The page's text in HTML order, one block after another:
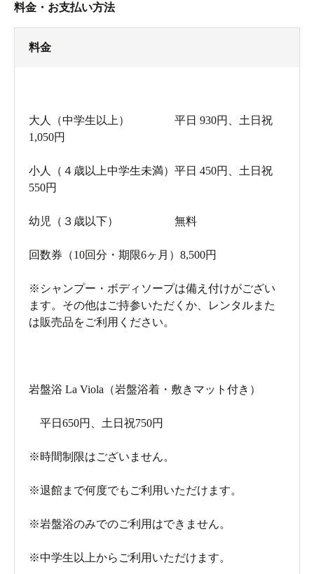
料金・お支払い方法
料金
大人（中学生以上） 平日 930円、土日祝
1,050円
小人（４歳以上中学生未満）平日 450円、土日祝
550円
幼児（３歳以下） 無料
回数券（10回分・期限6ヶ月）8,500円
※シャンプー・ボディソープは備え付けがござい
ます。その他はご持参いただくか、レンタルまた
は販売品をご利用ください。
岩盤浴 La Viola（岩盤浴着・敷きマット付き）
平日650円、土日祝750円
※時間制限はございません。
※退館まで何度でもご利用いただけます。
※岩盤浴のみでのご利用はできません。
※中学生以上からご利用いただけます。